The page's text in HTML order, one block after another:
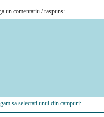
un comentariu / raspuns:
sa selectati unul din campuri: